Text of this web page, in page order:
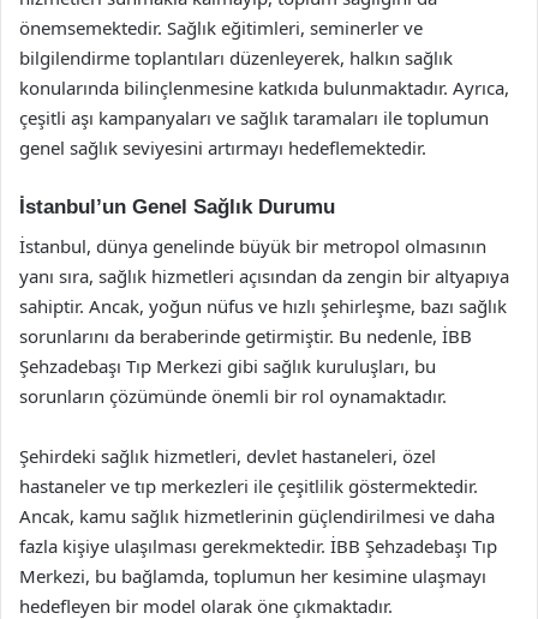
önemsemektedir. Sağlık eğitimleri, seminerler ve
bilgilendirme toplantıları düzenleyerek, halkın sağlık
konularında bilinçlenmesine katkıda bulunmaktadır. Ayrıca,
çeşitli aşı kampanyaları ve sağlık taramaları ile toplumun
genel sağlık seviyesini artırmayı hedeflemektedir.
İstanbul’un Genel Sağlık Durumu
İstanbul, dünya genelinde büyük bir metropol olmasının
yanı sıra, sağlık hizmetleri açısından da zengin bir altyapıya
sahiptir. Ancak, yoğun nüfus ve hızlı şehirleşme, bazı sağlık
sorunlarını da beraberinde getirmiştir. Bu nedenle, İBB
Şehzadebaşı Tıp Merkezi gibi sağlık kuruluşları, bu
sorunların çözümünde önemli bir rol oynamaktadır.
Şehirdeki sağlık hizmetleri, devlet hastaneleri, özel
hastaneler ve tıp merkezleri ile çeşitlilik göstermektedir.
Ancak, kamu sağlık hizmetlerinin güçlendirilmesi ve daha
fazla kişiye ulaşılması gerekmektedir. İBB Şehzadebaşı Tıp
Merkezi, bu bağlamda, toplumun her kesimine ulaşmayı
hedefleyen bir model olarak öne çıkmaktadır.